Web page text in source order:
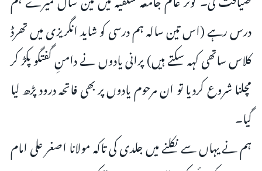
درس رہے (اس تین سالہ ہم درسی کو شاید انگریزی میں تھرڈ
کلاس ساتھی کہہ سکتے ہیں) پرانی یادوں نے دامنِ گفتگو پکڑ کر
مچلنا شروع کردیا تو ان مرحوم یادوں پر بھی فاتحہ درود پڑھ لیا
گیا۔
ہم نے یہاں سے نکلنے میں جلدی کی تاکہ مولانا اصغر علی امام